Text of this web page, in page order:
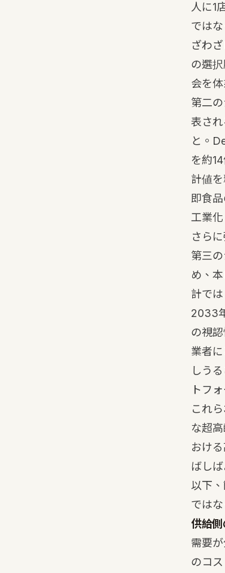
人に1
では
ざわ
の選
会を
第二
表さ
と。
を約
計値
即食
工業
さら
第三
め、
計で
2033
の視
業者
しう
トフ
これ
な超
おけ
ばし
以下
では
供給
需要
のコ